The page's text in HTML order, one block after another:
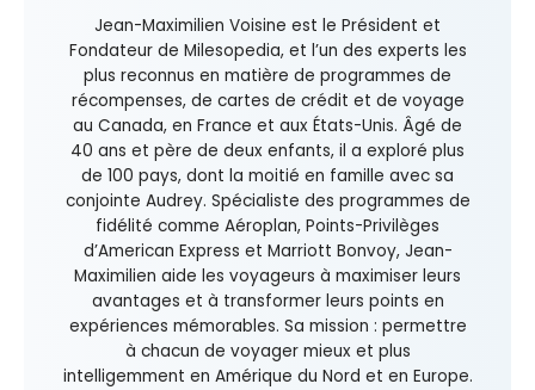
Jean-Maximilien Voisine est le Président et
Fondateur de Milesopedia, et l’un des experts les
plus reconnus en matière de programmes de
récompenses, de cartes de crédit et de voyage
au Canada, en France et aux États-Unis. Âgé de
40 ans et père de deux enfants, il a exploré plus
de 100 pays, dont la moitié en famille avec sa
conjointe Audrey. Spécialiste des programmes de
fidélité comme Aéroplan, Points-Privilèges
d’American Express et Marriott Bonvoy, Jean-
Maximilien aide les voyageurs à maximiser leurs
avantages et à transformer leurs points en
expériences mémorables. Sa mission : permettre
à chacun de voyager mieux et plus
intelligemment en Amérique du Nord et en Europe.